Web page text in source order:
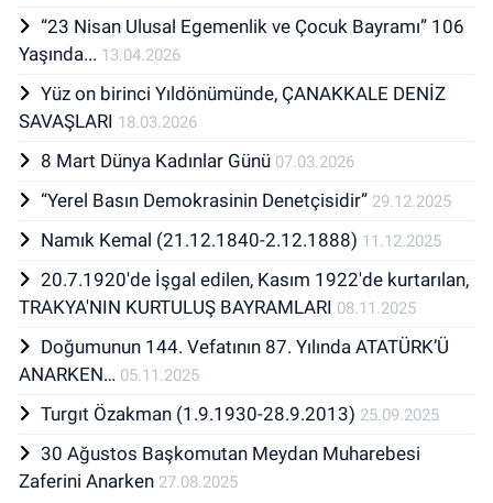
“23 Nisan Ulusal Egemenlik ve Çocuk Bayramı” 106
Yaşında... 13.04.2026
Yüz on birinci Yıldönümünde, ÇANAKKALE DENİZ
SAVAŞLARI 18.03.2026
8 Mart Dünya Kadınlar Günü 07.03.2026
“Yerel Basın Demokrasinin Denetçisidir” 29.12.2025
Namık Kemal (21.12.1840-2.12.1888) 11.12.2025
20.7.1920'de İşgal edilen, Kasım 1922'de kurtarılan,
TRAKYA'NIN KURTULUŞ BAYRAMLARI 08.11.2025
Doğumunun 144. Vefatının 87. Yılında ATATÜRK’Ü
ANARKEN… 05.11.2025
Turgıt Özakman (1.9.1930-28.9.2013) 25.09.2025
30 Ağustos Başkomutan Meydan Muharebesi
Zaferini Anarken 27.08.2025